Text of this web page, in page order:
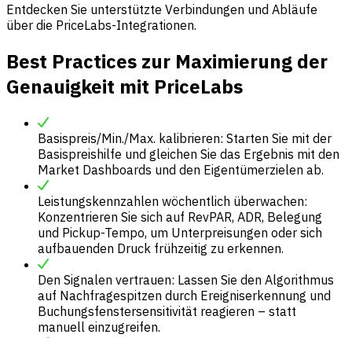
Entdecken Sie unterstützte Verbindungen und Abläufe
über die PriceLabs-Integrationen.
Best Practices zur Maximierung der
Genauigkeit mit PriceLabs
Basispreis/Min./Max. kalibrieren: Starten Sie mit der
Basispreishilfe und gleichen Sie das Ergebnis mit den
Market Dashboards und den Eigentümerzielen ab.
Leistungskennzahlen wöchentlich überwachen:
Konzentrieren Sie sich auf RevPAR, ADR, Belegung
und Pickup-Tempo, um Unterpreisungen oder sich
aufbauenden Druck frühzeitig zu erkennen.
Den Signalen vertrauen: Lassen Sie den Algorithmus
auf Nachfragespitzen durch Ereigniserkennung und
Buchungsfenstersensitivität reagieren – statt
manuell einzugreifen.